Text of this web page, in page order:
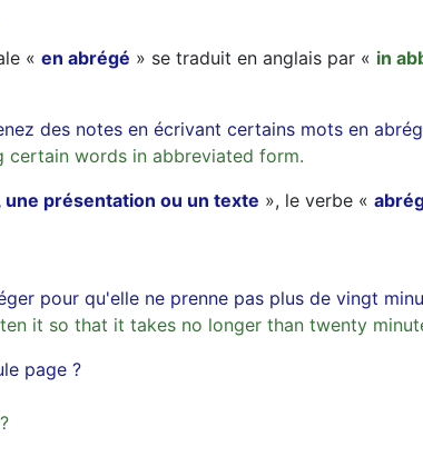
« en abrégé » se traduit en anglais par « in
des notes en écrivant certains mots en
certain words in abbreviated form.
présentation ou un texte », le verbe «
pour qu'elle ne prenne pas plus de vingt
it so that it takes no longer than twenty
page ?